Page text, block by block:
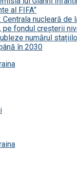
al FIFA”
Centrala nucleară de
pe fondul creșterii
numărul
în 2030